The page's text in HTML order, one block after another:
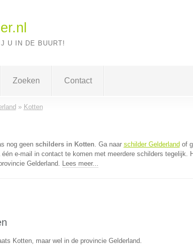
U IN DE BUURT!
Zoeken Contact
» Kotten
nog geen schilders in Kotten. Ga naar schilder Gelderland of
e-mail in contact te komen met meerdere schilders tegelijk.
Gelderland. Lees meer...
Kotten, maar wel in de provincie Gelderland.